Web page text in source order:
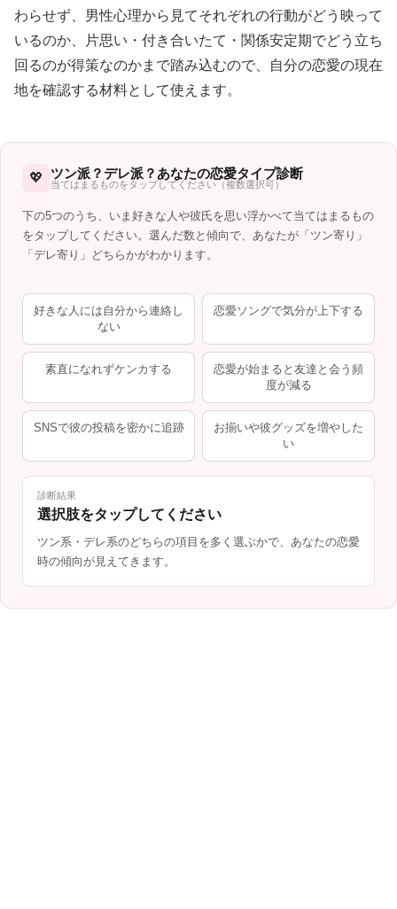
わらせず、男性心理から見てそれぞれの行動がどう映って
いるのか、片思い・付き合いたて・関係安定期でどう立ち
回るのが得策なのかまで踏み込むので、自分の恋愛の現在
地を確認する材料として使えます。
💖 ツン派？デレ派？あなたの恋愛タイプ診断
当てはまるものをタップしてください（複数選択可）
下の5つのうち、いま好きな人や彼氏を思い浮かべて当てはまるもの
をタップしてください。選んだ数と傾向で、あなたが「ツン寄り」
「デレ寄り」どちらかがわかります。
好きな人には自分から連絡し
ない
恋愛ソングで気分が上下する
素直になれずケンカする
恋愛が始まると友達と会う頻
度が減る
SNSで彼の投稿を密かに追跡
お揃いや彼グッズを増やした
い
診断結果
選択肢をタップしてください
ツン系・デレ系のどちらの項目を多く選ぶかで、あなたの恋愛
時の傾向が見えてきます。